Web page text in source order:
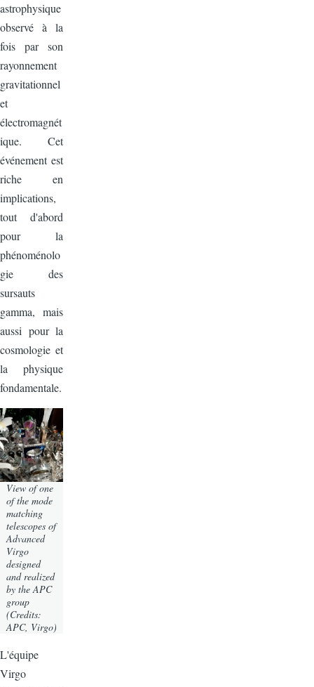
astrophysique
observé à la
fois par son
rayonnement
gravitationnel
et
électromagnét
ique. Cet
événement est
riche en
implications,
tout d'abord
pour la
phénoménolo
gie des
sursauts
gamma, mais
aussi pour la
cosmologie et
la physique
fondamentale.
View of one
of the mode
matching
telescopes of
Advanced
Virgo
designed
and realized
by the APC
group
(Credits:
APC, Virgo)
L'équipe
Virgo